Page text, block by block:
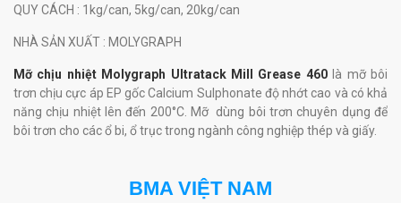
QUY CÁCH : 1kg/can, 5kg/can, 20kg/can
NHÀ SẢN XUẤT : MOLYGRAPH
Mỡ chịu nhiệt Molygraph Ultratack Mill Grease 460là mỡ bôi
trơn chịu cực áp EP gốc Calcium Sulphonate độ nhớt cao và có khả
năng chịu nhiệt lên đến 200°C. Mỡ dùng bôi trơn chuyên dụng để
bôi trơn cho các ổ bi, ổ trục trong ngành công nghiệp thép và giấy.
BMA VIỆT NAM